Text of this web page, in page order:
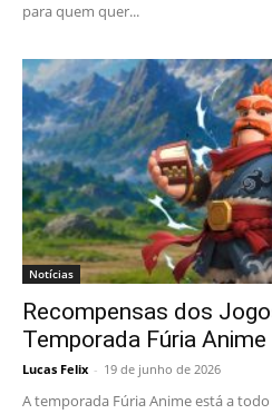
para quem quer...
Notícias
Recompensas dos
Temporada Fúria Anime
Lucas Felix - 19 de junho de 2026
A temporada Fúria Anime está a